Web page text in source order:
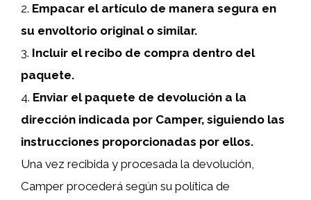
2. Empacar el artículo de manera segura en
su envoltorio original o similar.
3. Incluir el recibo de compra dentro del
paquete.
4. Enviar el paquete de devolución a la
dirección indicada por Camper, siguiendo las
instrucciones proporcionadas por ellos.
Una vez recibida y procesada la devolución,
Camper procederá según su política de